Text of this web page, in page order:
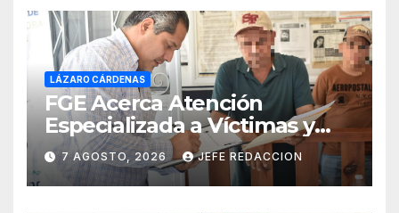
LÁZARO CÁRDENAS
FGE Acerca Atención
Especializada a Víctimas y
Ciudadanía de Coalcomán
7 AGOSTO, 2026 JEFE REDACCION